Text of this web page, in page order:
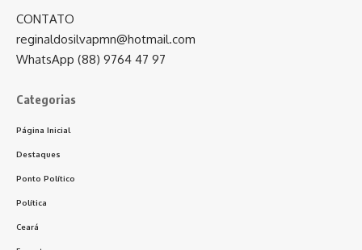
CONTATO
reginaldosilvapmn@hotmail.com
WhatsApp (88) 9764 47 97
Categorias
Página Inicial
Destaques
Ponto Político
Política
Ceará